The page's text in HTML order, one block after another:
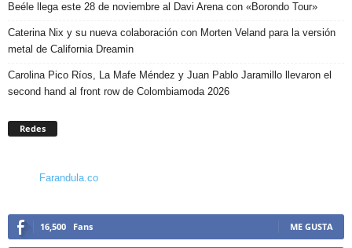
Beéle llega este 28 de noviembre al Davi Arena con «Borondo Tour»
Caterina Nix y su nueva colaboración con Morten Veland para la versión
metal de California Dreamin
Carolina Pico Ríos, La Mafe Méndez y Juan Pablo Jaramillo llevaron el
second hand al front row de Colombiamoda 2026
Redes
Farandula.co
16,500 Fans ME GUSTA